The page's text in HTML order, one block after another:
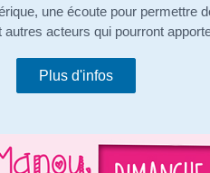
une écoute pour permettre
acteurs qui pourront
Plus d'infos